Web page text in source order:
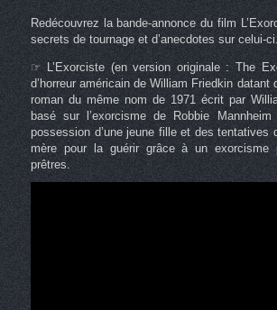
Redécouvrez la bande-annonce du film
secrets de tournage et d’anecdotes sur celui-ci.
☞ L’Exorciste (en version originale : The
d’horreur américain de William Friedkin datant
roman du même nom de 1971 écrit par
basé sur l’exorcisme de Robbie
possession d’une jeune fille et des tentatives
mère pour la guérir grâce à un exorcisme
prêtres.